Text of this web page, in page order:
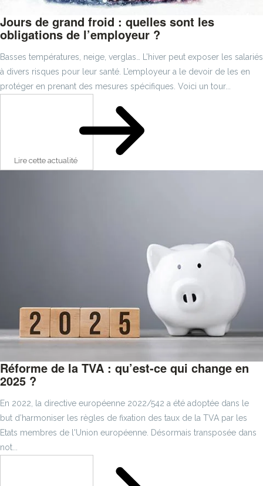
Jours de grand froid : quelles sont les
obligations de l’employeur ?
Basses températures, neige, verglas… L’hiver peut exposer les salariés
à divers risques pour leur santé. L’employeur a le devoir de les en
protéger en prenant des mesures spécifiques. Voici un tour...
Lire cette actualité
Réforme de la TVA : qu’est-ce qui change en
2025 ?
En 2022, la directive européenne 2022/542 a été adoptée dans le
but d’harmoniser les règles de fixation des taux de la TVA par les
Etats membres de l'Union européenne. Désormais transposée dans
not...